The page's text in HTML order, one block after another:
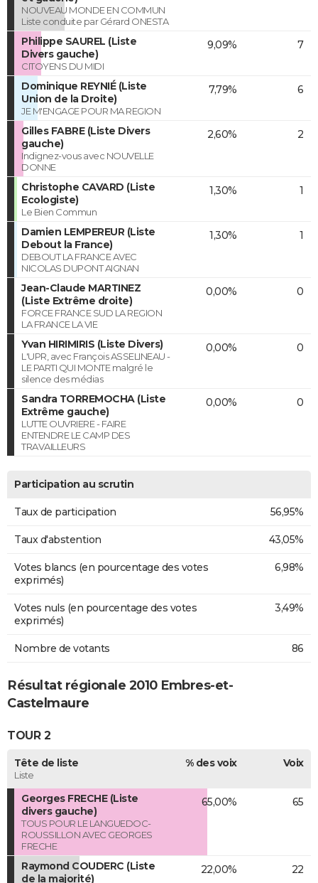
NOUVEAU MONDE EN COMMUN
Liste conduite par Gérard ONESTA
Philippe SAUREL (Liste
Divers gauche)
CITOYENS DU MIDI
9,09% 7
Dominique REYNIÉ (Liste
Union de la Droite)
JE M'ENGAGE POUR MA REGION
7,79% 6
Gilles FABRE (Liste Divers
gauche)
Indignez-vous avec NOUVELLE
DONNE
2,60% 2
Christophe CAVARD (Liste
Ecologiste)
Le Bien Commun
1,30% 1
Damien LEMPEREUR (Liste
Debout la France)
DEBOUT LA FRANCE AVEC
NICOLAS DUPONT AIGNAN
1,30% 1
Jean-Claude MARTINEZ
(Liste Extrême droite)
FORCE FRANCE SUD LA REGION
LA FRANCE LA VIE
0,00% 0
Yvan HIRIMIRIS (Liste Divers)
L'UPR, avec François ASSELINEAU -
LE PARTI QUI MONTE malgré le
silence des médias
0,00% 0
Sandra TORREMOCHA (Liste
Extrême gauche)
LUTTE OUVRIERE - FAIRE
ENTENDRE LE CAMP DES
TRAVAILLEURS
0,00% 0
Participation au scrutin
Taux de participation 56,95%
Taux d'abstention 43,05%
Votes blancs (en pourcentage des votes
exprimés)
6,98%
Votes nuls (en pourcentage des votes
exprimés)
3,49%
Nombre de votants 86
Résultat régionale 2010 Embres-et-
Castelmaure
TOUR 2
Tête de liste
Liste
% des voix Voix
Georges FRECHE (Liste
divers gauche)
TOUS POUR LE LANGUEDOC-
ROUSSILLON AVEC GEORGES
FRECHE
65,00% 65
Raymond COUDERC (Liste
de la majorité)
22,00% 22